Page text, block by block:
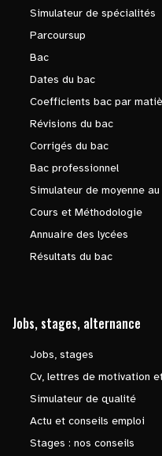
Simulateur de spécialités
Parcoursup
Bac
Dates du bac
Coefficients bac par
Révisions du bac
Corrigés du bac
Bac professionnel
Simulateur de moyenne
Cours et Méthodologie
Annuaire des lycées
Résultats du bac
Jobs, stages, alternance
Jobs, stages
Cv, lettres de motivation
Simulateur de qualité
Actu et conseils emploi
Stages : nos conseils